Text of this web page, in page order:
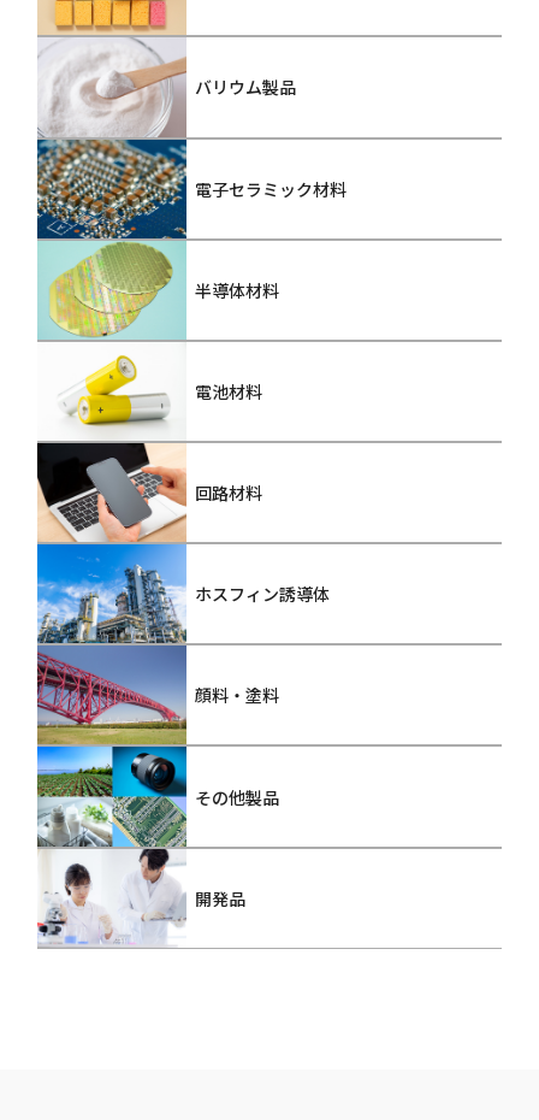
バリウム製品
電子セラミック材料
半導体材料
電池材料
回路材料
ホスフィン誘導体
顔料・塗料
その他製品
開発品